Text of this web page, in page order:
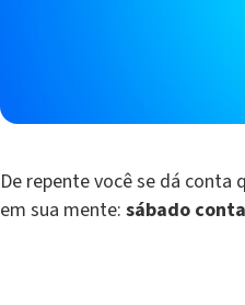
De repente você se dá
em sua mente: sábado